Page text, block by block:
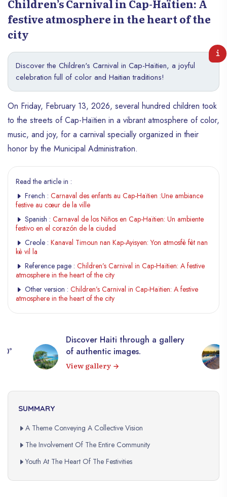
Children’s Carnival in Cap-Haïtien: A
festive atmosphere in the heart of the
city
Discover the Children's Carnival in Cap-Haïtien, a joyful
celebration full of color and Haitian traditions!
On Friday, February 13, 2026, several hundred children took
to the streets of Cap-Haïtien in a vibrant atmosphere of color,
music, and joy, for a carnival specially organized in their
honor by the Municipal Administration.
Read the article in :
French : Carnaval des enfants au Cap-Haïtien :Une ambiance
festive au cœur de la ville
Spanish : Carnaval de los Niños en Cap-Haïtien: Un ambiente
festivo en el corazón de la ciudad
Creole : Kanaval Timoun nan Kap-Ayisyen: Yon atmosfè fèt nan
kè vil la
Reference page : Children’s Carnival in Cap-Haïtien: A festive
atmosphere in the heart of the city
Other version : Children’s Carnival in Cap-Haïtien: A festive
atmosphere in the heart of the city
Discover Haiti through a gallery
of authentic images.
View gallery
SUMMARY
A Theme Conveying A Collective Vision
The Involvement Of The Entire Community
Youth At The Heart Of The Festivities